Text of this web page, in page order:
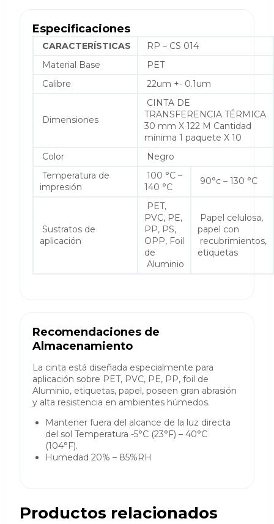
Especificaciones
CARACTERÍSTICAS
RP – CS 014
Material Base
PET
Calibre
22um +- 0.1um
Dimensiones
CINTA DE
TRANSFERENCIA TÉRMICA
30 mm X 122 M Cantidad
mínima 1 paquete X 10
Color
Negro
Temperatura de
impresión
100 °C –
140 °C
90°c – 130 °C
Sustratos de
aplicación
PET,
PVC, PE,
PP, PS,
OPP, Foil
de
Aluminio
Papel celulosa,
papel con
recubrimientos,
etiquetas
Recomendaciones de
Almacenamiento
La cinta está diseñada especialmente para
aplicación sobre PET, PVC, PE, PP, foil de
Aluminio, etiquetas, papel, poseen gran abrasión
y alta resistencia en ambientes húmedos.
Mantener fuera del alcance de la luz directa
del sol Temperatura -5°C (23°F) – 40°C
(104°F).
Humedad 20% – 85%RH
Productos relacionados